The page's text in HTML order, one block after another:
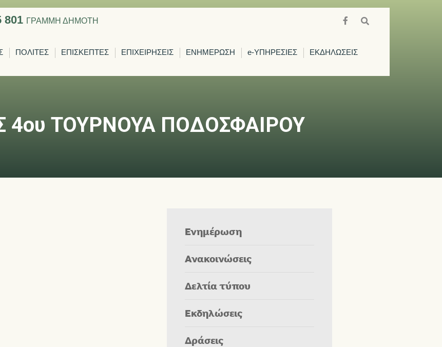
801 ΓΡΑΜΜΗ ΔΗΜΟΤΗ
ΠΟΛΙΤΕΣ ΕΠΙΣΚΕΠΤΕΣ ΕΠΙΧΕΙΡΗΣΕΙΣ ΕΝΗΜΕΡΩΣΗ e-ΥΠΗΡΕΣΙΕΣ ΕΚΔΗΛΩΣΕΙΣ
4ου ΤΟΥΡΝΟΥΑ ΠΟΔΟΣΦΑΙΡΟΥ
Ενημέρωση
Ανακοινώσεις
Δελτία τύπου
Εκδηλώσεις
Δράσεις